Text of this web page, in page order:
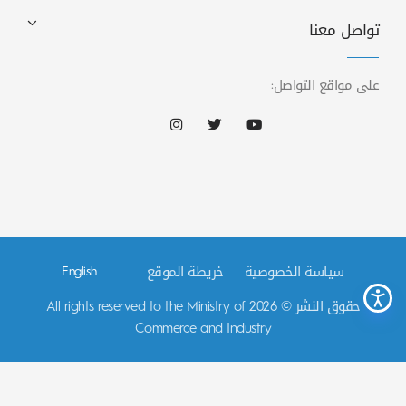
تواصل معنا
على مواقع التواصل:
حقوق النشر © 2026 All rights reserved to the Ministry of
Commerce and Industry
سياسة الخصوصية خريطة الموقع English